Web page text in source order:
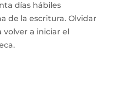
días hábiles
de la escritura. Olvidar
volver a iniciar el